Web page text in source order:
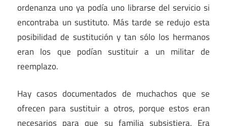
ordenanza uno ya podía uno librarse del servicio si
encontraba un sustituto. Más tarde se redujo esta
posibilidad de sustitución y tan sólo los hermanos
eran los que podían sustituir a un militar de
reemplazo.
Hay casos documentados de muchachos que se
ofrecen para sustituir a otros, porque estos eran
necesarios para que su familia subsistiera. Era